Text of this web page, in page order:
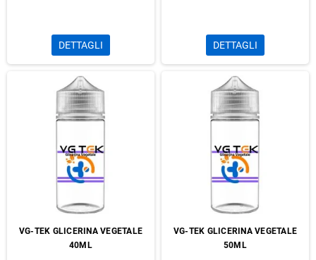
DETTAGLI DETTAGLI
VG-TEK GLICERINA VEGETALE
40ML
VG-TEK GLICERINA VEGETALE
50ML